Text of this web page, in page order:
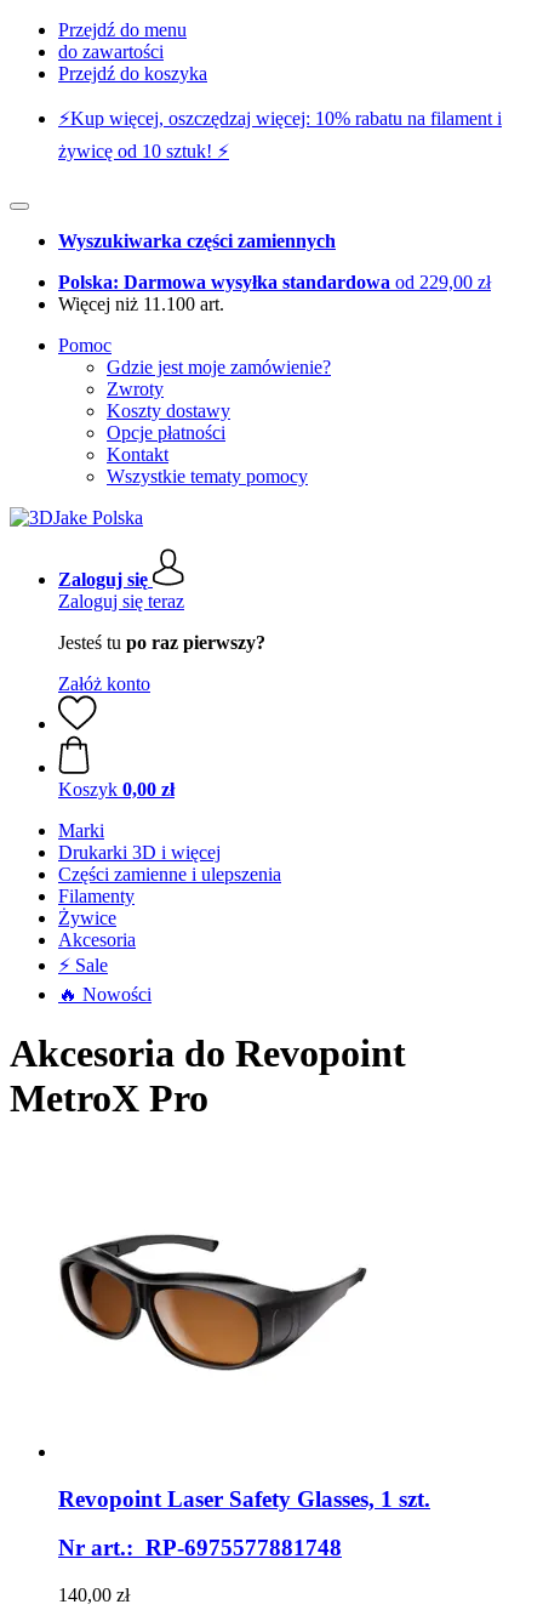
Przejdź do menu
do zawartości
Przejdź do koszyka
⚡️Kup więcej, oszczędzaj więcej: 10% rabatu na filament i
żywicę od 10 sztuk! ⚡️
Wyszukiwarka części zamiennych
Polska: Darmowa wysyłka standardowa od 229,00 zł
Więcej niż 11.100 art.
Pomoc
Gdzie jest moje zamówienie?
Zwroty
Koszty dostawy
Opcje płatności
Kontakt
Wszystkie tematy pomocy
Zaloguj się
Zaloguj się teraz
Jesteś tu po raz pierwszy?
Załóż konto
Koszyk 0,00 zł
Marki
Drukarki 3D i więcej
Części zamienne i ulepszenia
Filamenty
Żywice
Akcesoria
⚡ Sale
🔥 Nowości
Akcesoria do Revopoint
MetroX Pro
Revopoint Laser Safety Glasses, 1 szt.
Nr art.: RP-6975577881748
140,00 zł